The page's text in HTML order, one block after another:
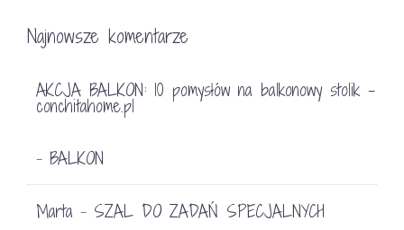
Najnowsze komentarze
AKCJA BALKON: 10 pomysłów na balkonowy stolik -
conchitahome.pl
- BALKON
Marta - SZAL DO ZADAŃ SPECJALNYCH